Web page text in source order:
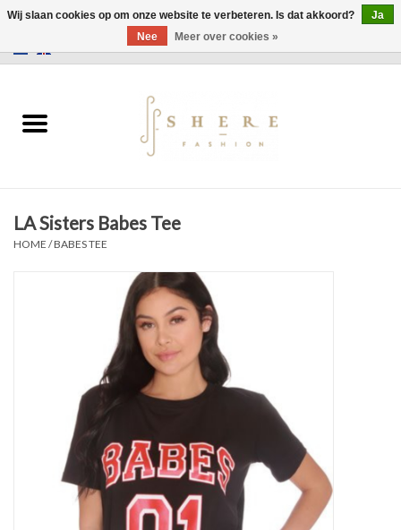
Jurken
Rokken
LA Sisters Babes Tee
HOME /BABES TEE
Wij slaan cookies op om onze website te verbeteren. Is dat akkoord?
Ja
Nee
Meer over cookies »